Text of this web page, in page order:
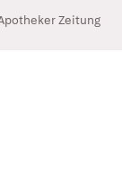
Zeitung